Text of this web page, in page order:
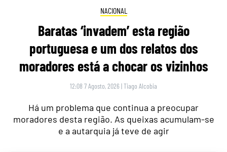
NACIONAL
Baratas ‘invadem’ esta região
portuguesa e um dos relatos dos
moradores está a chocar os vizinhos
12:08 7 Agosto, 2026 |Tiago Alcobia
Há um problema que continua a preocupar
moradores desta região. As queixas acumulam-se
e a autarquia já teve de agir